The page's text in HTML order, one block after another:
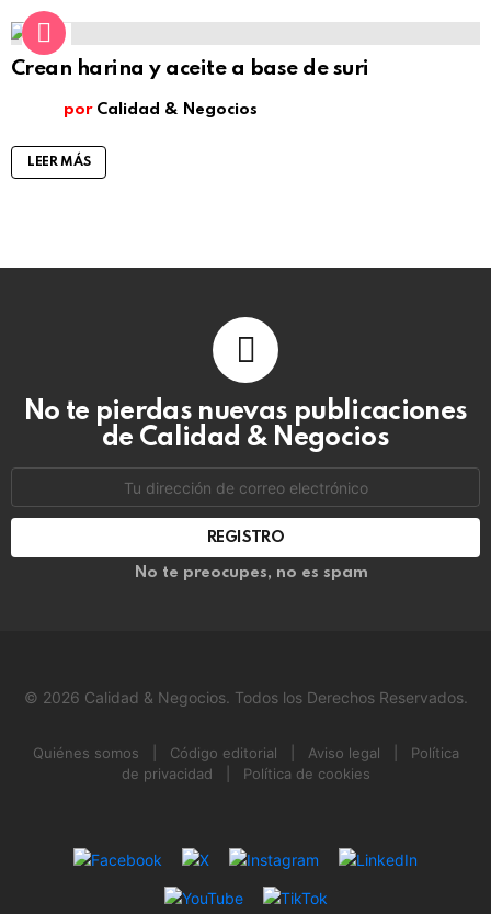
Comentarios
Crean harina y aceite a base de suri
por Calidad & Negocios
LEER MÁS
No te pierdas nuevas publicaciones
de Calidad & Negocios
correo
No te preocupes, no es spam
© 2026 Calidad & Negocios. Todos los Derechos Reservados.
Quiénes somos Código editorial Aviso legal
Política
de privacidad
Política de cookies